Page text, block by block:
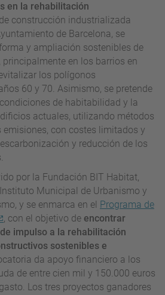
en la rehabilitación
construcción industrializada
de Barcelona, se
y ampliación sostenibles de
en los barrios en
los polígonos
60 y 70. Asimismo, se pretende
de habitabilidad y la
actuales, utilizando métodos
con costes limitados y
y reducción de los
por la Fundación BIT Habitat,
Municipal de Urbanismo y
y se enmarca en el Programa de
, con el objetivo de encontrar
impulso a la rehabilitación
sostenibles e
da apoyo financiero a los
de entre cien mil y 150.000 euros
Los tres proyectos ganadores